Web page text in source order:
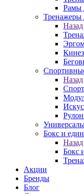
Рамы
Тренажеры
Назад
Назад
Бокс и
Назад
Бокс
Акции
Бренды
Блог